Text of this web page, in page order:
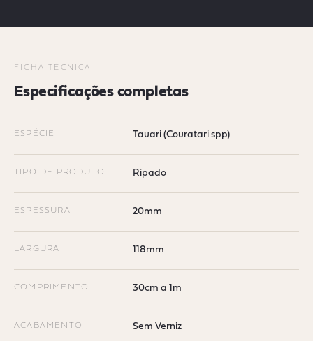
FICHA TÉCNICA
Especificações completas
ESPÉCIE Tauari (Couratari spp)
TIPO DE PRODUTO Ripado
ESPESSURA 20mm
LARGURA 118mm
COMPRIMENTO 30cm a 1m
ACABAMENTO Sem Verniz